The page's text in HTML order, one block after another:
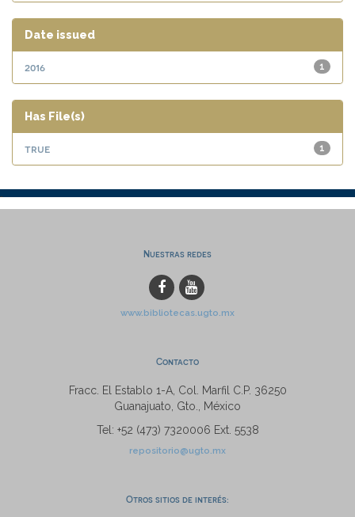
Date issued
1
2016
Has File(s)
1
true
Nuestras redes
www.bibliotecas.ugto.mx
Contacto
Fracc. El Establo 1-A, Col. Marfil C.P. 36250
Guanajuato, Gto., México
Tel: +52 (473) 7320006 Ext. 5538
repositorio@ugto.mx
Otros sitios de interés: